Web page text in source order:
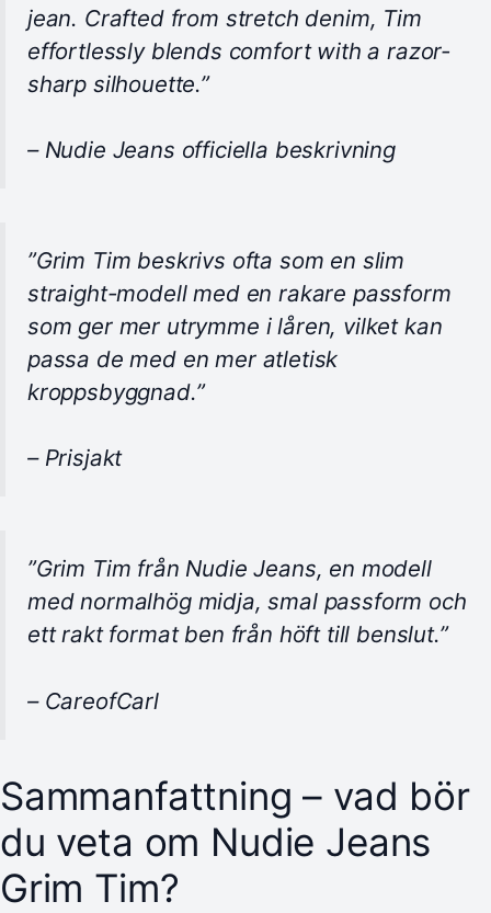
jean. Crafted from stretch denim, Tim
effortlessly blends comfort with a razor-
sharp silhouette.”
– Nudie Jeans officiella beskrivning
”Grim Tim beskrivs ofta som en slim
straight-modell med en rakare passform
som ger mer utrymme i låren, vilket kan
passa de med en mer atletisk
kroppsbyggnad.”
– Prisjakt
”Grim Tim från Nudie Jeans, en modell
med normalhög midja, smal passform och
ett rakt format ben från höft till benslut.”
– CareofCarl
Sammanfattning – vad bör
du veta om Nudie Jeans
Grim Tim?